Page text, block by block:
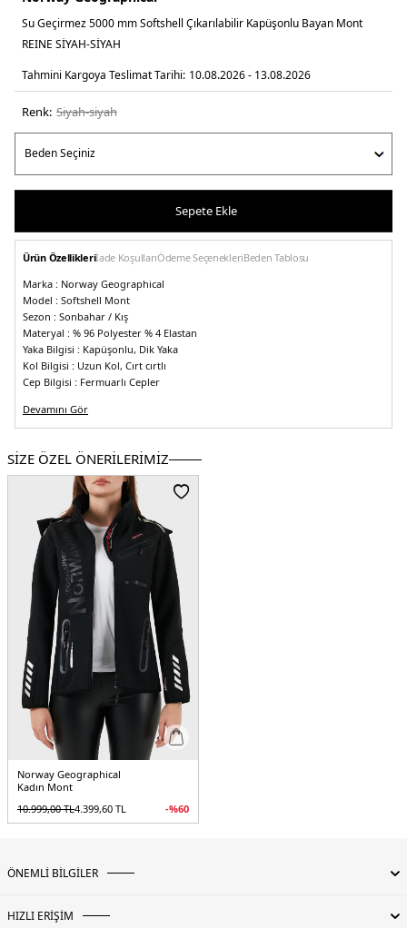
Su Geçirmez 5000 mm Softshell Çıkarılabilir Kapüşonlu Bayan Mont
REINE SİYAH-SİYAH
Tahmini Kargoya Teslimat Tarihi: 10.08.2026 - 13.08.2026
Renk: si̇yah-si̇yah
Sepete Ekle
Ürün Özellikleriİade KoşullarıÖdeme SeçenekleriBeden Tablosu
Marka : Norway Geographical
Model : Softshell Mont
Sezon : Sonbahar / Kış
Materyal : % 96 Polyester % 4 Elastan
Yaka Bilgisi : Kapüşonlu, Dik Yaka
Kol Bilgisi : Uzun Kol, Cırt cırtlı
Cep Bilgisi : Fermuarlı Cepler
Detay :-Marka logosu
-Kapüşon çıkarılabilir
sahip-Rüzgara ve soğuğa karşı dayanıklıdır
-Turbo Dry 5000 serisi su geçirmez (5000 mm), kolayca kurur ve nefes
alabilen özelliktedir
Softshell :Çoğu kayak malzemesinde kullanılan sert (Hardshell) kumaşlara
alternatif olarak geliştirilmiş kumaş türüdür. Temel özellikleri arasında
esneklik, konfor, vücuda uyum sağlaması, yüksek dayanıklılık katsayısı, nefes
alabilmesi su ve rüzgar geçirmezlik bulunmaktadır.
Manken Ölçüsü :
Kilo : 52 kg / Boy : 1.79 cm / Göğüs : 81 cm / Bel : 60 cm /
Basen : 90 cm / Beden : M
Üretim Yeri :Çin
5DK2REINE.170
Devamını Gör
SİZE ÖZEL ÖNERİLERİMİZ
Norway Geographical
Kadın Mont
10.999,00TL4.399,60 TL -%60
ÖNEMLİ BİLGİLER
HIZLI ERİŞİM